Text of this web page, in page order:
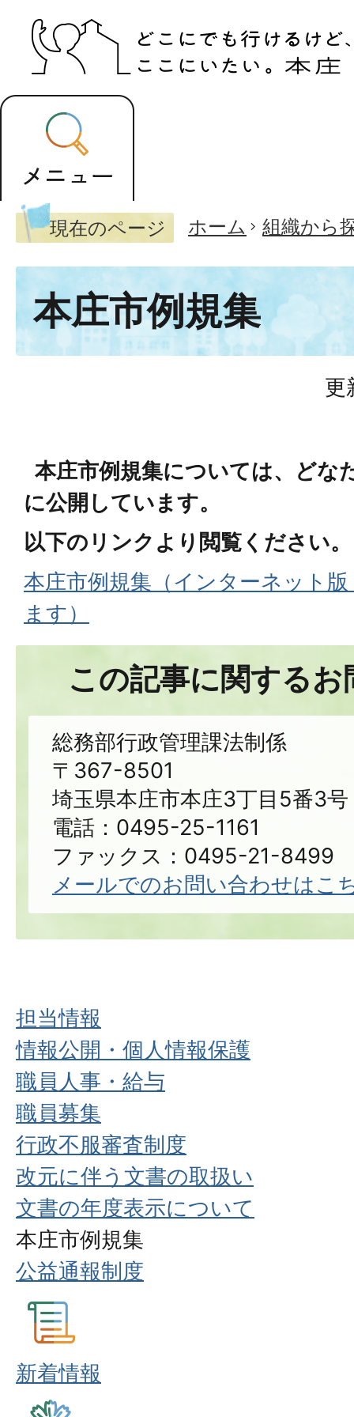
現在のページ ホーム 組織から
本庄市例規集
更
本庄市例規集については、どな
に公開しています。
以下のリンクより閲覧ください。
本庄市例規集（インターネット
ます）
この記事に関する
総務部行政管理課法制係
〒367-8501
埼玉県本庄市本庄3丁目5番3号
電話：0495-25-1161
ファックス：0495-21-8499
メールでのお問い合わせはこ
担当情報
情報公開・個人情報保護
職員人事・給与
職員募集
行政不服審査制度
改元に伴う文書の取扱い
文書の年度表示について
本庄市例規集
公益通報制度
新着情報